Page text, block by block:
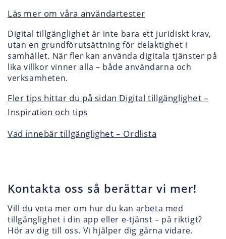
Läs mer om våra användartester
Digital tillgänglighet är inte bara ett juridiskt krav,
utan en grundförutsättning för delaktighet i
samhället. När fler kan använda digitala tjänster på
lika villkor vinner alla – både användarna och
verksamheten.
Fler tips hittar du på sidan Digital tillgänglighet –
Inspiration och tips
Vad innebär tillgänglighet – Ordlista
Kontakta oss så berättar vi mer!
Vill du veta mer om hur du kan arbeta med
tillgänglighet i din app eller e-tjänst – på riktigt?
Hör av dig till oss. Vi hjälper dig gärna vidare.